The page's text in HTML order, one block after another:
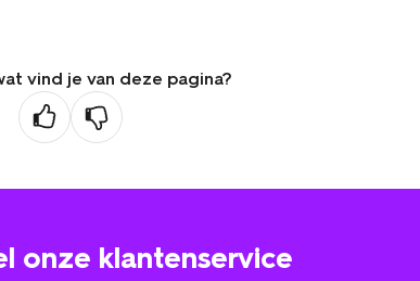
vind je van deze pagina?
onze klantenservice